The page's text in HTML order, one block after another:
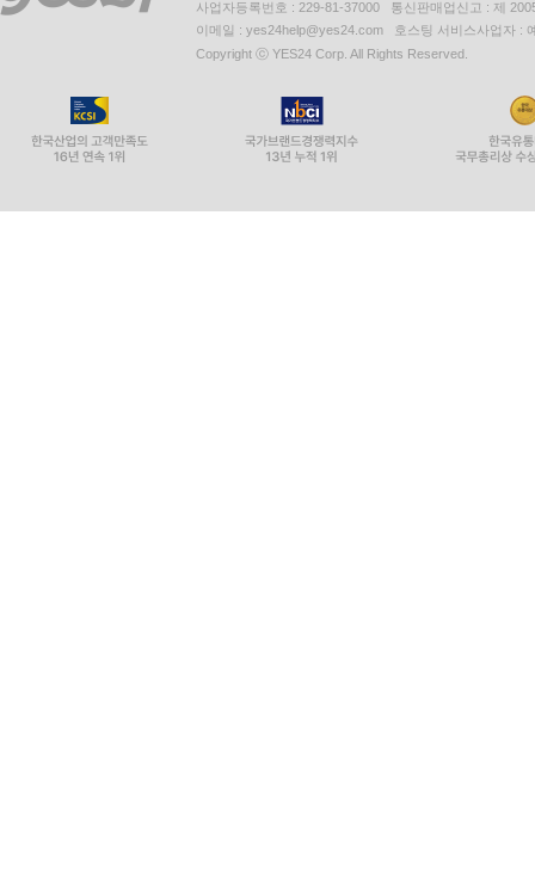
사업자등록번호 : 229-81-37000 통신판매업신고 : 제
이메일 : yes24help@yes24.com 호스팅 서비스사업자 :
Copyright ⓒ YES24 Corp. All Rights Reserved.